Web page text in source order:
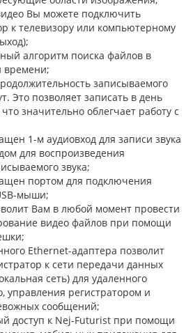
Вы можете подключить
к телевизору или компьютерному
алгоритм поиска файлов в
времени;
записываемого
Это позволяет записать в день
значительно облегчает работу с
1-м аудиовход для записи звука
для воспроизведения
звука;
портом для подключения
мыши;
Вам в любой момент провести
видео файлов при помощи
Ethernet-адаптера позволит
к сети передачи данных
сеть) для удаленного
управления регистратором и
сообщений;
доступ к Nej-Futurist при помощи